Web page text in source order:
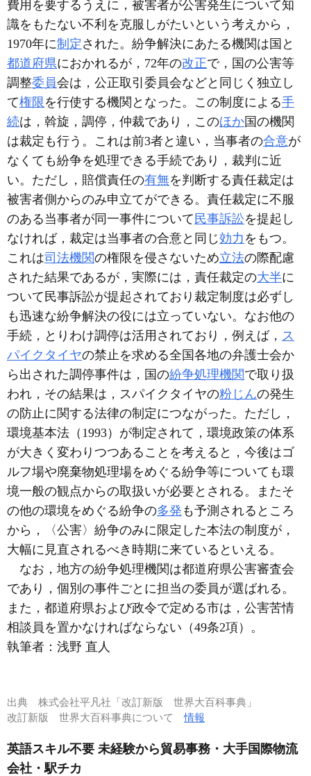
費用を要するうえに，被害者が公害発生について知
識をもたない不利を克服しがたいという考えから，
1970年に制定 された。紛争解決にあたる機関は国と
都道府県におかれるが，72年の改正で，国の公害等
調整委員会は，公正取引委員会などと同じく独立し
て権限 を行使する機関となった。この制度による手
続は，斡旋，調停，仲裁であり，このほか国の機関
は裁定も行う。これは前3者と違い，当事者の合意が
なくても紛争を処理できる手続であり，裁判に近
い。ただし，賠償責任の有無を判断する責任裁定は
被害者側からのみ申立てができる。責任裁定に不服
のある当事者が同一事件について 民事訴訟を提起し
なければ，裁定は当事者の合意と同じ効力 をもつ。
これは司法機関の権限を侵さないため立法の際配慮
された結果であるが，実際には，責任裁定の大半に
ついて民事訴訟が提起されており裁定制度は必ずし
も迅速な紛争解決の役には立っていない。なお他の
手続，とりわけ調停は活用されており，例えば， ス
パイクタイヤの禁止を求める全国各地の弁護士会か
ら出された調停事件は，国の紛争処理機関で取り扱
われ，その結果は，スパイクタイヤの粉じんの発生
の防止に関する法律の制定につながった。ただし，
環境基本法（1993）が制定されて，環境政策の体系
が大きく変わりつつあることを考えると，今後はゴ
ルフ場や廃棄物処理場をめぐる紛争等についても環
境一般の観点からの取扱いが必要とされる。またそ
の他の環境をめぐる紛争の多発 も予測されるところ
から，〈公害〉紛争のみに限定した本法の制度が，
大幅に見直されるべき時期に来ているといえる。
なお，地方の紛争処理機関は都道府県公害審査会
であり，個別の事件ごとに担当の委員が選ばれる。
また，都道府県および政令で定める市は，公害苦情
相談員を置かなければならない（49条2項）。
執筆者： 浅野 直人
出典 株式会社平凡社「改訂新版 世界大百科事典」
改訂新版 世界大百科事典について情報
英語スキル不要 未経験から貿易事務・大手国際物流
会社・駅チカ